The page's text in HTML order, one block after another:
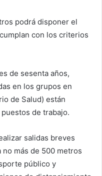
podrá disponer el
con los criterios
de sesenta años,
en los grupos en
de Salud) están
de trabajo.
salidas breves
no más de 500 metros
público y